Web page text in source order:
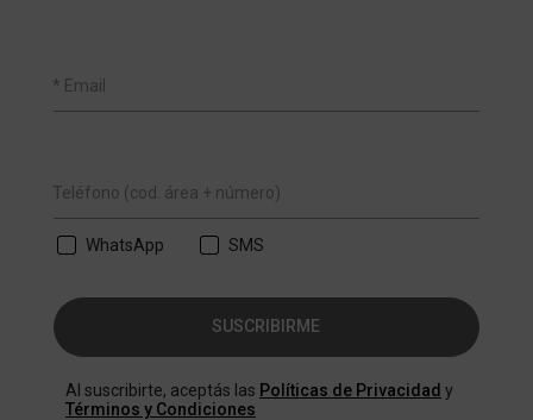
* Email
Teléfono (cod. área + número)
WhatsApp SMS
SUSCRIBIRME
Al suscribirte, aceptás las Políticas de Privacidad y
Términos y Condiciones